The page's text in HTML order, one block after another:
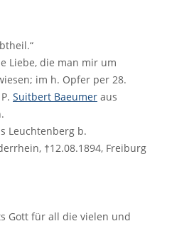
Liebe, die man mir um
im h. Opfer per 28.
Suitbert Baeumer aus
Leuchtenberg b.
†12.08.1894, Freiburg
Gott für all die vielen und